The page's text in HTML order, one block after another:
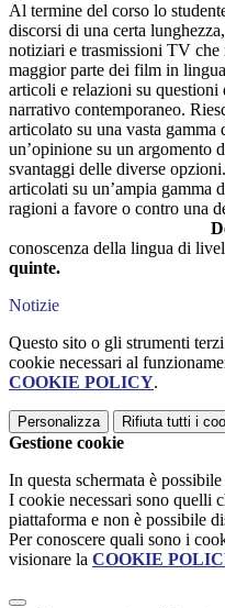
Al termine del corso lo
discorsi di una certa
notiziari e trasmissioni TV
maggior parte dei film in
articoli e relazioni su questioni
narrativo contemporaneo.
articolato su una vasta gamma
un’opinione su un argomento
svantaggi delle diverse
articolati su un’ampia gamma
ragioni a favore o contro una
conoscenza della lingua di
quinte.
Notizie
Questo sito o gli strumenti
cookie necessari al
COOKIE POLICY.
Personalizza Rifiuta tutti i
Gestione cookie
In questa schermata è
I cookie necessari sono quelli
piattaforma e non è possibile
Per conoscere quali sono i
visionare la COOKIE